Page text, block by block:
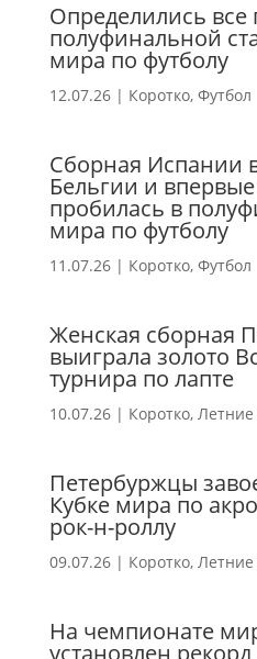
Определились все
полуфинальной
мира по футболу
12.07.26| Коротко, Футбол
Сборная Испании
Бельгии и впервые
пробилась в
мира по футболу
11.07.26| Коротко, Футбол
Женская сборная
выиграла золото
турнира по лапте
10.07.26| Коротко,
Петербуржцы
Кубке мира по
рок-н-роллу
09.07.26| Коротко,
На чемпионате
установлен